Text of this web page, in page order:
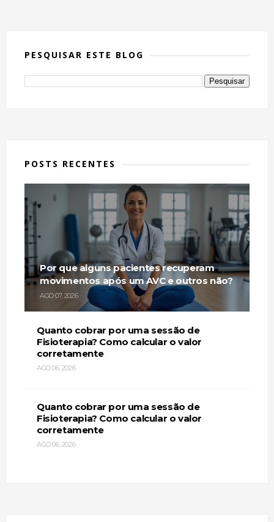
PESQUISAR ESTE BLOG
POSTS RECENTES
Por que alguns pacientes recuperam
movimentos após um AVC e outros não?
AGO 07, 2026
Quanto cobrar por uma sessão de
Fisioterapia? Como calcular o valor
corretamente
AGO 06, 2026
Quanto cobrar por uma sessão de
Fisioterapia? Como calcular o valor
corretamente
AGO 06, 2026